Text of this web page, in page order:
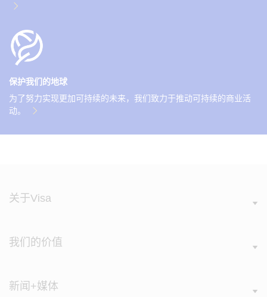
保护我们的地球
为了努力实现更加可持续的未来，我们致力于推动可持续的商业活
动。
关于Visa
我们的价值
新闻+媒体